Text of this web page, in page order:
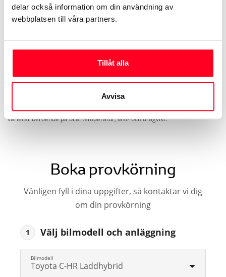
delar också information om din användning av
webbplatsen till våra partners.
Tillåt alla
Avvisa
* Värden enligt nya testcykeln WLTP som gäller för förbrukning och
koldioxid (CO
2
för jämförelse mellan olika bilmodeller. Bränsleförbrukning och koldioxid
) kan bli högre eller lägre beroende på bl.a. utrustning, körsätt och
körförhållanden. Faktisk räckvidd som uppnås under verkliga förhållanden
varierar beroende på bl.a. temperatur, last- och dragvikt.
Boka provkörning
Vänligen fyll i dina uppgifter, så kontaktar vi dig
om din provkörning
1 Välj bilmodell och anläggning
Toyota C-HR Laddhybrid